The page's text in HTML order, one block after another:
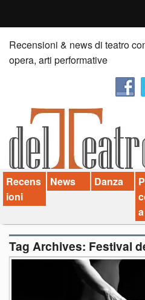
Home
Recensioni
News
Palazzi consiglia
Video
Chi siamo
Contatti
Recensioni & news di teatro
opera, arti performative
Recens
ioni
News Danza
a
Tag Archives: Festival